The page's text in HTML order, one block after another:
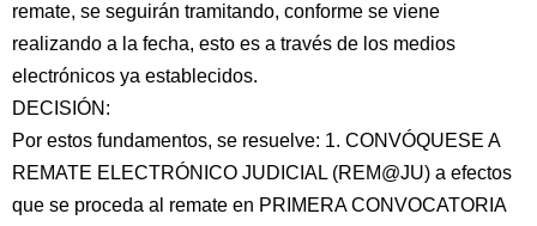
remate, se seguirán tramitando, conforme se viene
realizando a la fecha, esto es a través de los medios
electrónicos ya establecidos.
DECISIÓN:
Por estos fundamentos, se resuelve: 1. CONVÓQUESE A
REMATE ELECTRÓNICO JUDICIAL (REM@JU) a efectos
que se proceda al remate en PRIMERA CONVOCATORIA